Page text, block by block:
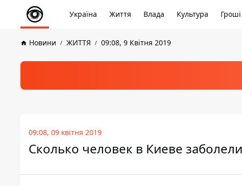
Україна Життя Влада Культура Гроші
Новини ЖИТТЯ 09:08, 9 Квітня 2019
09:08, 09 квітня 2019
Сколько человек в Киеве